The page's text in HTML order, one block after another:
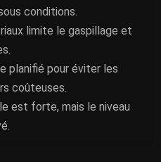
conditions.
limite le gaspillage et
planifié pour éviter les
coûteuses.
est forte, mais le niveau